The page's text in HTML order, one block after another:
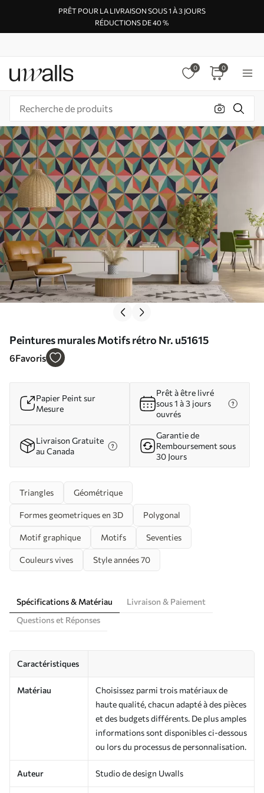
PRÊT POUR LA LIVRAISON SOUS 1 À 3 JOURS
RÉDUCTIONS DE 40 %
0 0
Peintures murales Motifs rétro Nr. u51615
6Favoris
Papier Peint sur
Mesure
Prêt à être livré
sous 1 à 3 jours
ouvrés
Livraison Gratuite
au Canada
Garantie de
Remboursement sous
30 Jours
Triangles Géométrique
Formes geometriques en 3D Polygonal
Motif graphique Motifs Seventies
Couleurs vives Style années 70
Spécifications & Matériau
Livraison & Paiement
Questions et Réponses
Caractéristiques
Matériau
Choisissez parmi trois matériaux de
haute qualité, chacun adapté à des pièces
et des budgets différents. De plus amples
informations sont disponibles ci-dessous
ou lors du processus de personnalisation.
Auteur Studio de design Uwalls